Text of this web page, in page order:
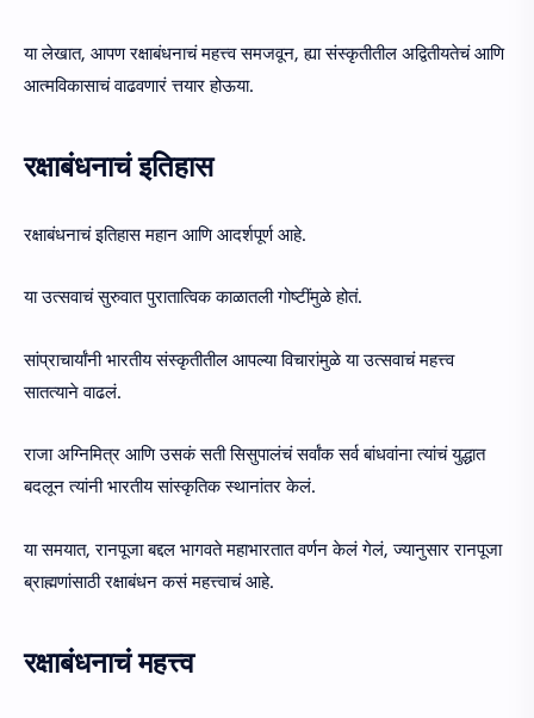
या लेखात, आपण रक्षाबंधनाचं महत्त्व समजवून, ह्या संस्कृतीतील अद्वितीयतेचं आणि
आत्मविकासाचं वाढवणारं त्तयार होऊया.
रक्षाबंधनाचं इतिहास
रक्षाबंधनाचं इतिहास महान आणि आदर्शपूर्ण आहे.
या उत्सवाचं सुरुवात पुरातात्विक काळातली गोष्टींमुळे होतं.
सांप्राचार्यांनी भारतीय संस्कृतीतील आपल्या विचारांमुळे या उत्सवाचं महत्त्व
सातत्याने वाढलं.
राजा अग्निमित्र आणि उसकं सती सिसुपालंचं सर्वांक सर्व बांधवांना त्यांचं युद्धात
बदलून त्यांनी भारतीय सांस्कृतिक स्थानांतर केलं.
या समयात, रानपूजा बद्दल भागवते महाभारतात वर्णन केलं गेलं, ज्यानुसार रानपूजा
ब्राह्मणांसाठी रक्षाबंधन कसं महत्त्वाचं आहे.
रक्षाबंधनाचं महत्त्व